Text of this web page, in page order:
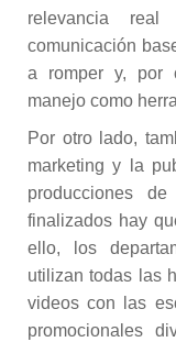
relevancia
comunicación
a romper y, por
manejo como
Por otro lado,
marketing y la
producciones
finalizados hay
ello, los
utilizan todas las
videos con las
promocionales